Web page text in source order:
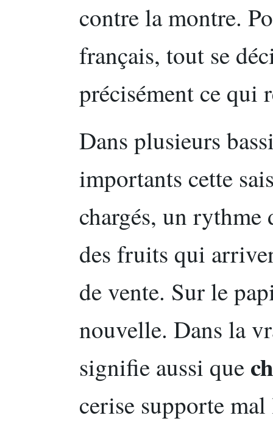
contre la montre.
français, tout se
précisément ce qui
Dans plusieurs
importants cette
chargés, un rythme
des fruits qui
de vente. Sur le
nouvelle. Dans la
signifie aussi que
cerise supporte